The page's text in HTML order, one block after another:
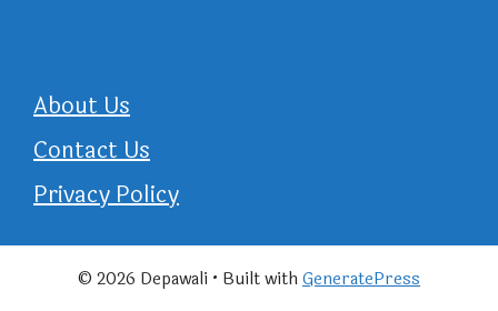
About Us
Contact Us
Privacy Policy
© 2026 Depawali • Built withGeneratePress